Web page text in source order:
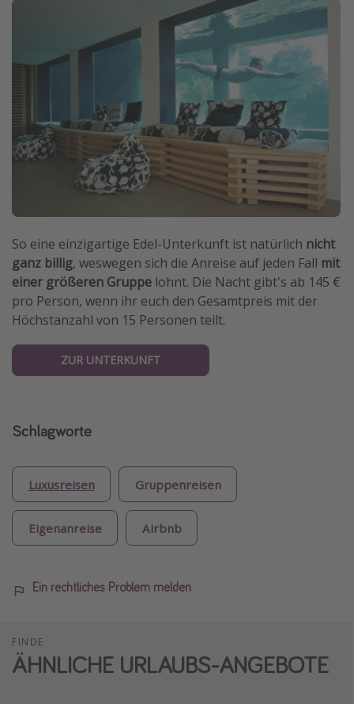
So eine einzigartige Edel-Unterkunft ist natürlich nicht
ganz billig, weswegen sich die Anreise auf jeden Fall mit
einer größeren Gruppe lohnt. Die Nacht gibt's ab 145 €
pro Person, wenn ihr euch den Gesamtpreis mit der
Höchstanzahl von 15 Personen teilt.
ZUR UNTERKUNFT
Schlagworte
Luxusreisen Gruppenreisen
Eigenanreise Airbnb
Ein rechtliches Problem melden
FINDE
ÄHNLICHE URLAUBS-ANGEBOTE